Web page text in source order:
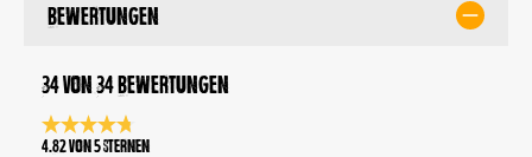
Bewertungen
34 von 34 Bewertungen
Durchschnittliche Bewertung 4.8 von 5 Sternen
4.82 von 5 Sternen